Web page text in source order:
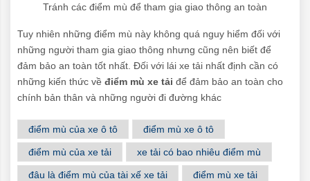
Tránh các điểm mù để tham gia giao thông an toàn
Tuy nhiên những điểm mù này không quá nguy hiểm đối với
những người tham gia giao thông nhưng cũng nên biết để
đảm bảo an toàn tốt nhất. Đối với lái xe tải nhất định cần có
những kiến thức về điểm mù xe tải để đảm bảo an toàn cho
chính bản thân và những người đi đường khác
điểm mù của xe ô tô điểm mù xe ô tô
điểm mù của xe tải xe tải có bao nhiêu điểm mù
đâu là điểm mù của tài xế xe tải điểm mù xe tải